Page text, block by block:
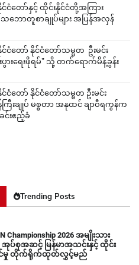
င်ငံတော်နှင့် ထိုင်းနိုင်ငံတို့အကြား
သဘောတူစာချုပ်များ အပြန်အလှန်
ငံတော် နိုင်ငံတော်သမ္မတ ဦးမင်း
ပွားရေးဖိုရမ်” သို့ တက်ရောက်မိန့်ခွန်း
ငံတော် နိုင်ငံတော်သမ္မတ ဦးမင်း
ြီးချုပ် မစ္စတာ အနုထင် ချာဝီရကွန်က
င်းဧည့်ခံ
Trending Posts
Championship 2026 အမျိုးသား
အုပ်စုအဆင့် မြန်မာအသင်းနှင့် ထိုင်း
င်မှု တိုက်ရိုက်ထုတ်လွှင့်မည်